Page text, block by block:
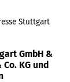
Stuttgart
GmbH &
KG und